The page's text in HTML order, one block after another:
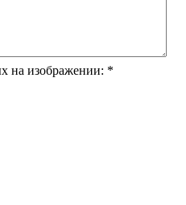
на изображении: *